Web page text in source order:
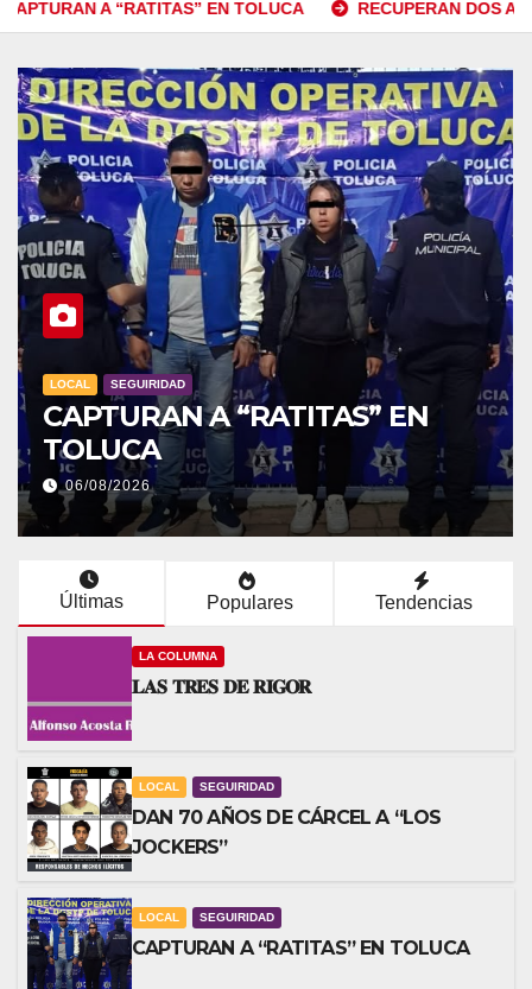
EN TOLUCA RECUPERAN DOS AUTOS ROBADOS
SEGUIRIDAD
A “RATITAS” EN
06/08/
Últimas Populares Tendencias
LA COLUMNA
𝐋𝐀𝐒 𝐓𝐑𝐄𝐒 𝐃𝐄 𝐑𝐈𝐆𝐎𝐑
LOCAL SEGUIRIDAD
DAN 70 AÑOS DE CÁRCEL A “LOS
JOCKERS”
LOCAL SEGUIRIDAD
CAPTURAN A “RATITAS” EN TOLUCA